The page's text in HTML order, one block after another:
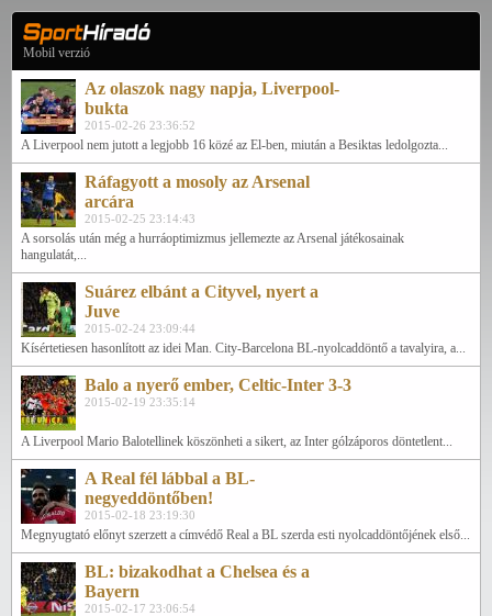
Mobil verzió
Az olaszok nagy napja, Liverpool-
bukta
2015-02-26 23:36:52
A Liverpool nem jutott a legjobb 16 közé az El-ben, miután a Besiktas ledolgozta...
Ráfagyott a mosoly az Arsenal
arcára
2015-02-25 23:14:43
A sorsolás után még a hurráoptimizmus jellemezte az Arsenal játékosainak
hangulatát,...
Suárez elbánt a Cityvel, nyert a
Juve
2015-02-24 23:09:44
Kísértetiesen hasonlított az idei Man. City-Barcelona BL-nyolcaddöntő a tavalyira, a...
Balo a nyerő ember, Celtic-Inter 3-3
2015-02-19 23:35:14
A Liverpool Mario Balotellinek köszönheti a sikert, az Inter gólzáporos döntetlent...
A Real fél lábbal a BL-
negyeddöntőben!
2015-02-18 23:19:30
Megnyugtató előnyt szerzett a címvédő Real a BL szerda esti nyolcaddöntőjének első...
BL: bizakodhat a Chelsea és a
Bayern
2015-02-17 23:06:54